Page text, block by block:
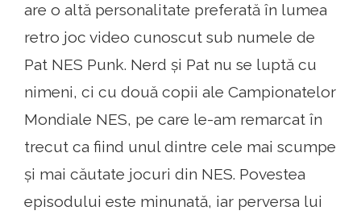
are o altă personalitate preferată în lumea
retro joc video cunoscut sub numele de
Pat NES Punk. Nerd și Pat nu se luptă cu
nimeni, ci cu două copii ale Campionatelor
Mondiale NES, pe care le-am remarcat în
trecut ca fiind unul dintre cele mai scumpe
și mai căutate jocuri din NES. Povestea
episodului este minunată, iar perversa lui